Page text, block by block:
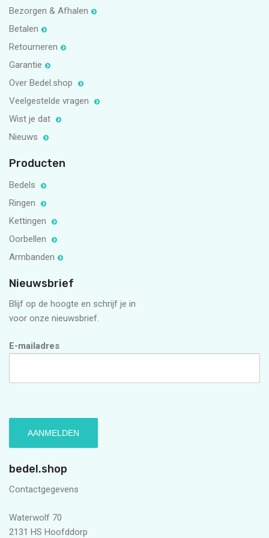
Bezorgen & Afhalen
Betalen
Retourneren
Garantie
Over Bedel.shop
Veelgestelde vragen
Wist je dat
Nieuws
Producten
Bedels
Ringen
Kettingen
Oorbellen
Armbanden
Nieuwsbrief
Blijf op de hoogte en schrijf je in
voor onze nieuwsbrief.
E-mailadres
bedel.shop
Contactgegevens
Waterwolf 70
2131 HS Hoofddorp